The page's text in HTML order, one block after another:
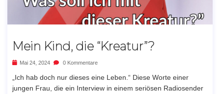
Mein Kind, die “Kreatur”?
Mai 24, 2024 0 Kommentare
„Ich hab doch nur dieses eine Leben.“ Diese Worte einer
jungen Frau, die ein Interview in einem seriösen Radiosender